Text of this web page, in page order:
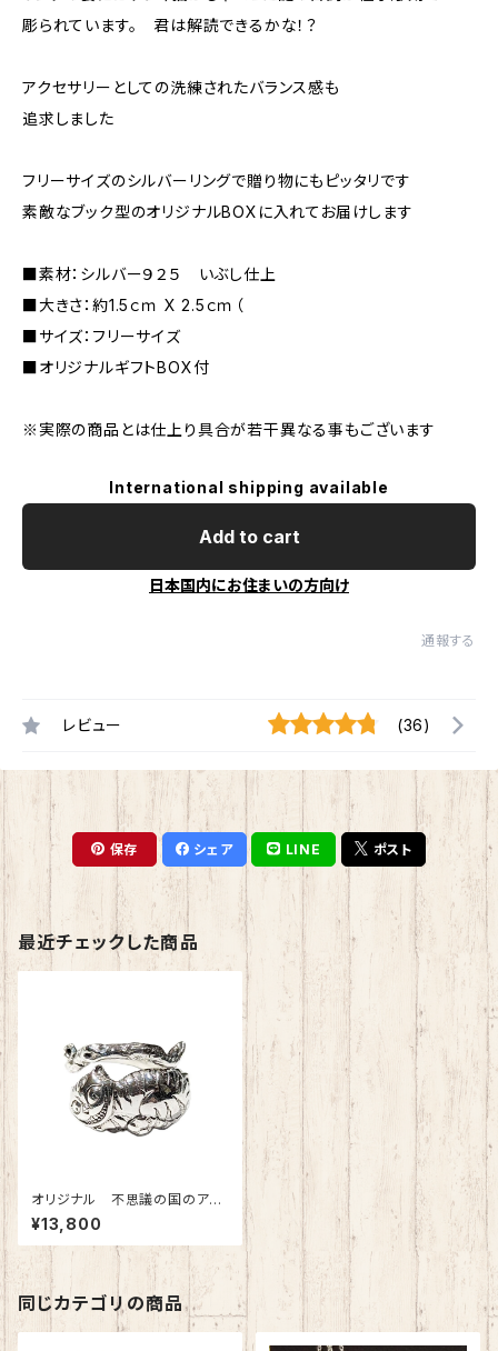
彫られています。 君は解読できるかな！？
アクセサリーとしての洗練されたバランス感も
追求しました
フリーサイズのシルバーリングで贈り物にもピッタリです
素敵なブック型のオリジナルBOXに入れてお届けします
■素材：シルバー９２５ いぶし仕上
■大きさ：約1.5ｃｍ X 2.5ｃｍ（
■サイズ：フリーサイズ
■オリジナルギフトBOX付
※実際の商品とは仕上り具合が若干異なる事もございます
International shipping available
Add to cart
日本国内にお住まいの方向け
通報する
レビュー (36)
保存 シェア LINE ポスト
最近チェックした商品
オリジナル 不思議の国のアリ
ス シルバー925 フリーサイ
ズリング 指輪 チシャ猫
¥13,800
同じカテゴリの商品